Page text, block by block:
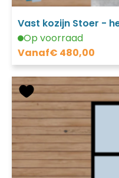
Vast kozijn Stoer -
Op voorraad
Vanaf€ 480,00